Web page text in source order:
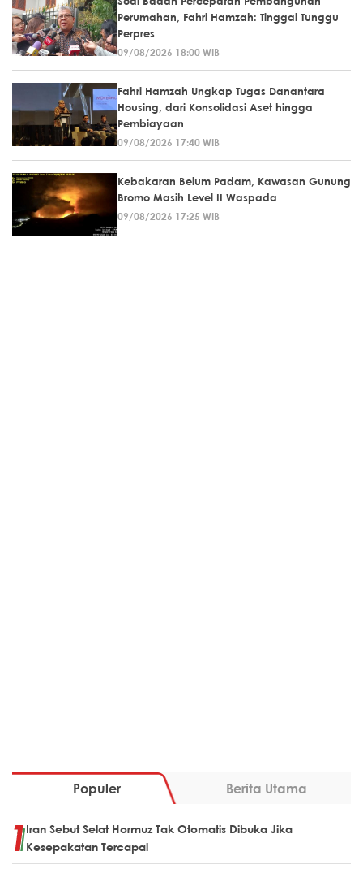
Perumahan, Fahri Hamzah: Tinggal Tunggu
Perpres
09/08/2026 18:00 WIB
Fahri Hamzah Ungkap Tugas Danantara
Housing, dari Konsolidasi Aset hingga
Pembiayaan
09/08/2026 17:40 WIB
Kebakaran Belum Padam, Kawasan Gunung
Bromo Masih Level II Waspada
09/08/2026 17:25 WIB
Populer Berita Utama
Iran Sebut Selat Hormuz Tak Otomatis Dibuka Jika
Kesepakatan Tercapai